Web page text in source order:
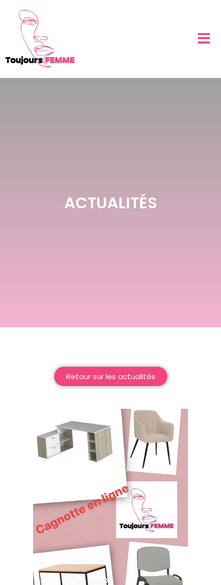
ACTUALITÉS
Retour sur les actualités